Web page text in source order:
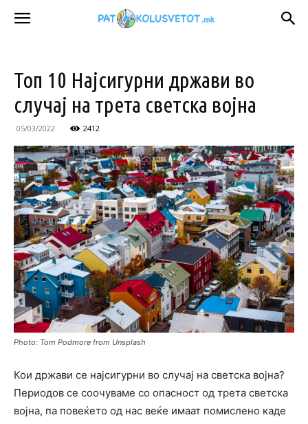
Топ 10 Најсигурни држави во
случај на трета светска војна
05/03/2022 2412
Photo: Tom Podmore from Unsplash
Кои држави се најсигурни во случај на светска војна?
Периoдов се соочуваме со опасност од трета светска
војна, па повеќето од нас веќе имаат помислено каде